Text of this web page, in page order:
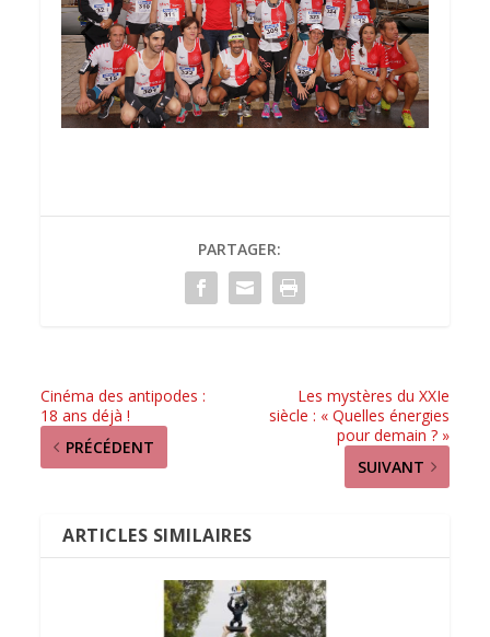
PARTAGER:
Cinéma des antipodes :
18 ans déjà !
PRÉCÉDENT
Les mystères du XXIe
siècle : « Quelles énergies
pour demain ? »
SUIVANT
ARTICLES SIMILAIRES